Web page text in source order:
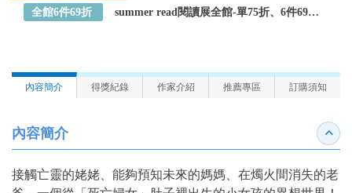
全館6件69折 summer read閱讀展全館-單75折、6件69折～全館任選
內容簡介 得獎紀錄 作家介紹 推薦專區 訂購須知
內容簡介 收合
接觸亡靈的姥姥、能夠預知未來的媽媽、在燭火間消失的老